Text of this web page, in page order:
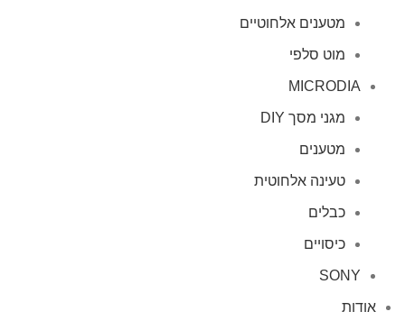
מטענים אלחוטיים
מוט סלפי
MICRODIA
מגני מסך DIY
מטענים
טעינה אלחוטית
כבלים
כיסויים
SONY
אודות